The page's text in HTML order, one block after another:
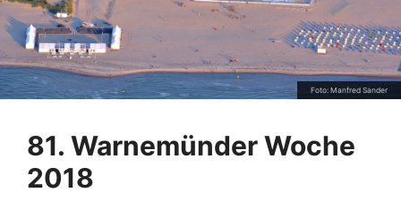
Foto: Manfred Sander
81. Warnemünder Woche
2018